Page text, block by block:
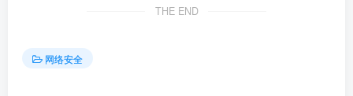
THE END
网络安全